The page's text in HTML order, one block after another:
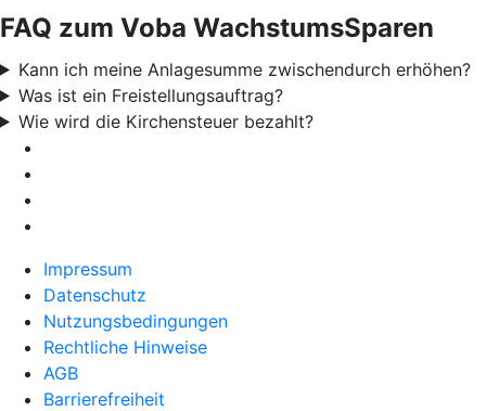
FAQ zum Voba WachstumsSparen
Kann ich meine Anlagesumme zwischendurch erhöhen?
Was ist ein Freistellungsauftrag?
Wie wird die Kirchensteuer bezahlt?
Impressum
Datenschutz
Nutzungsbedingungen
Rechtliche Hinweise
AGB
Barrierefreiheit